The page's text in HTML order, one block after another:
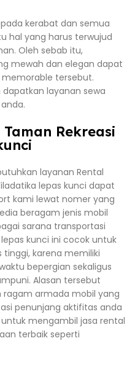
kerabat dan semua
hal yang harus terwujud
Oleh sebab itu,
mewah dan elegan dapat
tersebut.
layanan sewa
Rekreasi
layanan Rental
lepas kunci dapat
kami lewat nomer yang
beragam jenis mobil
sarana transportasi
kunci ini cocok untuk
karena memiliki
bepergian sekaligus
Alasan tersebut
armada mobil yang
penunjang aktifitas anda
mengambil jasa rental
terbaik seperti